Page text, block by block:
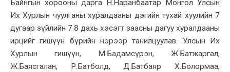
Байнгын хорооны дарга Н.Наранбаатар Монгол Улсын
Их Хурлын чуулганы хуралдааны дэгийн тухай хуулийн 7
дугаар зүйлийн 7.8 дахь хэсэгт заасны дагуу хуралдааны
ирцийг гишүүн бүрийн нэрээр танилцуулав. Улсын Их
Хурлын гишүүн, М.Бадамсүрэн, Ж.Батжаргал,
Ж.Баясгалан, Р.Батболд, Д.Батбаяр Х.Болормаа,